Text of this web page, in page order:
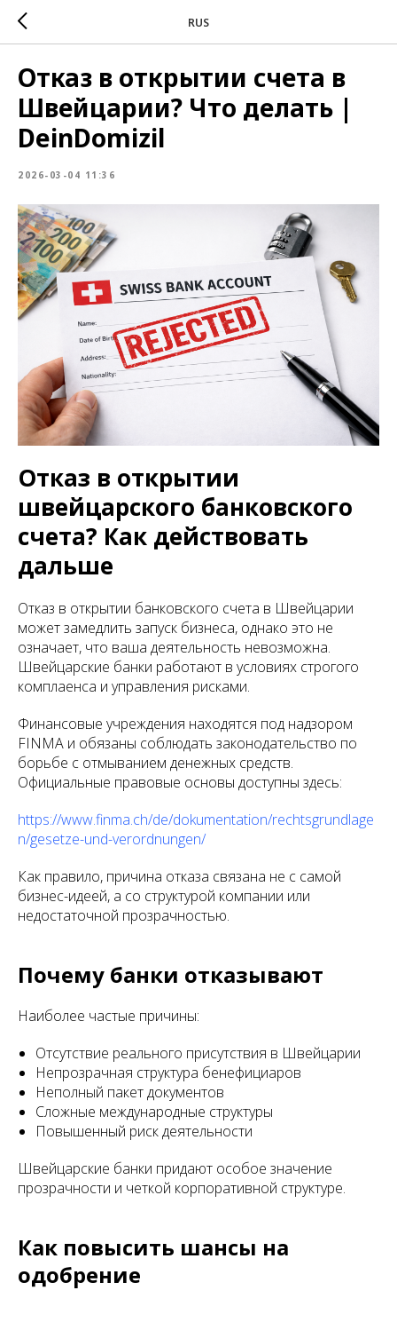
RUS
Отказ в открытии счета в
Швейцарии? Что делать |
DeinDomizil
2026-03-04 11:36
Отказ в открытии
швейцарского банковского
счета? Как действовать
дальше
Отказ в открытии банковского счета в Швейцарии
может замедлить запуск бизнеса, однако это не
означает, что ваша деятельность невозможна.
Швейцарские банки работают в условиях строгого
комплаенса и управления рисками.
Финансовые учреждения находятся под надзором
FINMA и обязаны соблюдать законодательство по
борьбе с отмыванием денежных средств.
Официальные правовые основы доступны здесь:
https://www.finma.ch/de/dokumentation/rechtsgrundlage
n/gesetze-und-verordnungen/
Как правило, причина отказа связана не с самой
бизнес-идеей, а со структурой компании или
недостаточной прозрачностью.
Почему банки отказывают
Наиболее частые причины:
Отсутствие реального присутствия в Швейцарии
Непрозрачная структура бенефициаров
Неполный пакет документов
Сложные международные структуры
Повышенный риск деятельности
Швейцарские банки придают особое значение
прозрачности и четкой корпоративной структуре.
Как повысить шансы на
одобрение